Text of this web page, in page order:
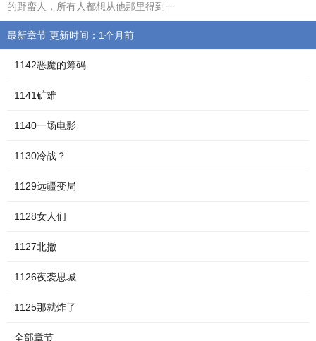
的野蛮人，所有人都想从他那里得到一
最新章节 更新时间：1个月前
1142恶魔的筹码
1141矿难
1140一场电影
1130冷战？
1129远疆变局
1128女人们
1127北撤
1126夜袭思城
1125那就炸了
全部章节